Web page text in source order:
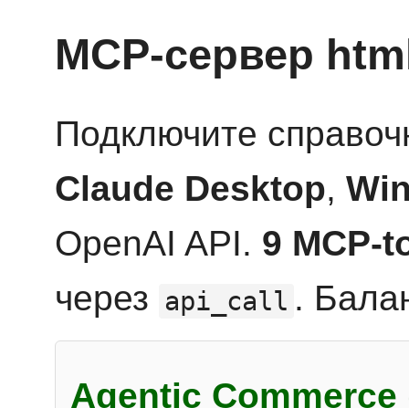
MCP-сервер
Подключите
Claude Desktop,
OpenAI API. 9 MCP-
через api_call .
Agentic Commerce